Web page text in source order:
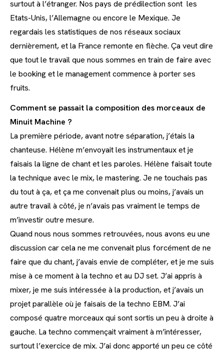
surtout à l’étranger. Nos pays de prédilection sont les
Etats-Unis, l’Allemagne ou encore le Mexique. Je
regardais les statistiques de nos réseaux sociaux
dernièrement, et la France remonte en flèche. Ça veut dire
que tout le travail que nous sommes en train de faire avec
le booking et le management commence à porter ses
fruits.
Comment se passait la composition des morceaux de
Minuit Machine ?
La première période, avant notre séparation, j’étais la
chanteuse. Hélène m’envoyait les instrumentaux et je
faisais la ligne de chant et les paroles. Hélène faisait toute
la technique avec le mix, le mastering. Je ne touchais pas
du tout à ça, et ça me convenait plus ou moins, j’avais un
autre travail à côté, je n’avais pas vraiment le temps de
m’investir outre mesure.
Quand nous nous sommes retrouvées, nous avons eu une
discussion car cela ne me convenait plus forcément de ne
faire que du chant, j’avais envie de compléter, et je me suis
mise à ce moment à la techno et au DJ set. J’ai appris à
mixer, je me suis intéressée à la production, et j’avais un
projet parallèle où je faisais de la techno EBM. J’ai
composé quatre morceaux qui sont sortis un peu à droite à
gauche. La techno commençait vraiment à m’intéresser,
surtout l’exercice de mix. J’ai donc apporté un peu ce côté